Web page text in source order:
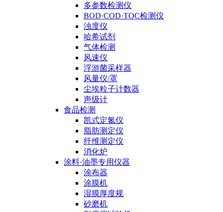
多参数检测仪
BOD·COD·TOC检测仪
浊度仪
哈希试剂
气体检测
风速仪
浮游菌采样器
风量仪/罩
尘埃粒子计数器
声级计
食品检测
凯式定氮仪
脂肪测定仪
纤维测定仪
消化炉
涂料·油墨专用仪器
涂布器
涂膜机
湿膜厚度规
砂磨机